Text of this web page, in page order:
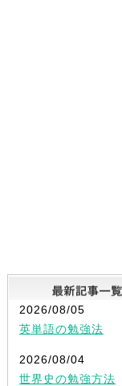
2026/08/05
英単語の勉強法
2026/08/04
世界史の勉強方法